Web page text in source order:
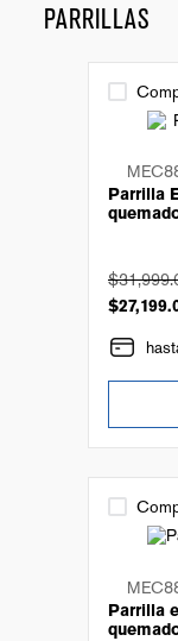
PARRILLAS
Parrilla
$31,999.
$27,199.
Parrilla